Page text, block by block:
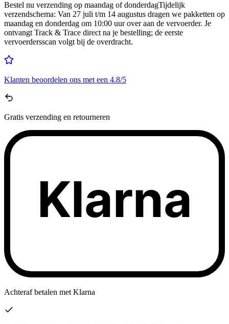
Bestel nu verzending op maandag of donderdagTijdelijk
verzendschema: Van 27 juli t/m 14 augustus dragen we pakketten op
maandag en donderdag om 10:00 uur over aan de vervoerder. Je
ontvangt Track & Trace direct na je bestelling; de eerste
vervoerdersscan volgt bij de overdracht.
Klanten beoordelen ons met een 4.8/5
Gratis verzending en retourneren
Klarna
Achteraf betalen met Klarna